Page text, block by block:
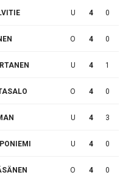
U 4 0
O 4 0
U 4 1
O 4 0
U 4 3
U 4 0
O 4 0